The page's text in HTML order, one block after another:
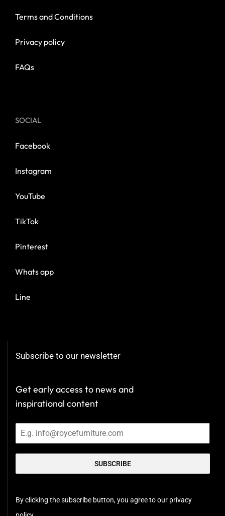
Terms and Conditions
Privacy policy
FAQs
SOCIAL
Facebook
Instagram
YouTube
TikTok
Pinterest
Whats app
Line
Subscribe to our newsletter
Get early access to news and
inspirational content
SUBSCRIBE
By clicking the subscribe button, you agree to our privacy